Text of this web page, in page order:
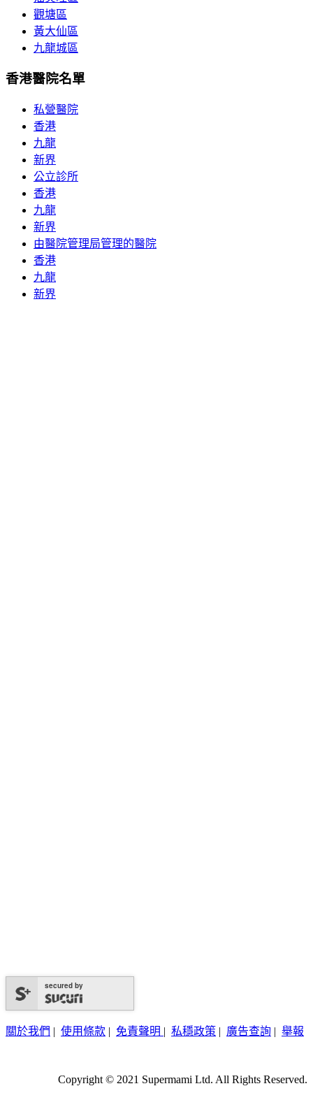
觀塘區
黃大仙區
九龍城區
香港醫院名單
私營醫院
香港
九龍
新界
公立診所
香港
九龍
新界
由醫院管理局管理的醫院
香港
九龍
新界
secured by
關於我們 | 使用條款 | 免責聲明 | 私穩政策 | 廣告查詢 | 舉報
Copyright © 2021 Supermami Ltd. All Rights Reserved.